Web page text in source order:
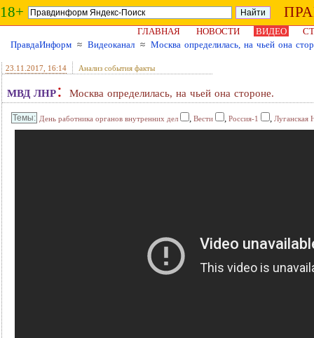
18+
ГЛАВНАЯ НОВОСТИ ВИДЕО
ПравдаИнформ ≈ Видеоканал ≈ Москва определилась, на чьей она
23.11.2017 , 16:14 Анализ события факты
МВД ЛНР: Москва определилась, на чьей она стороне.
День работника органов внутренних дел , Вести , Россия-1 , Луганская